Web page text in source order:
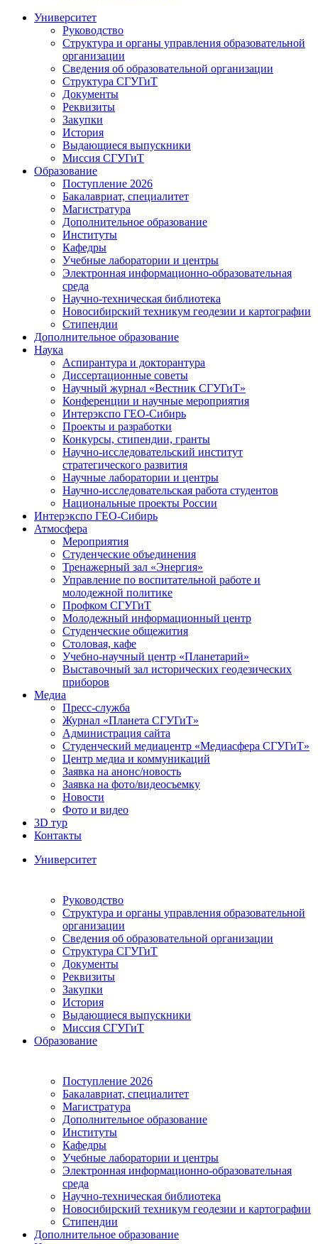
Университет
Руководство
Структура и органы управления образовательной
организации
Сведения об образовательной организации
Структура СГУГиТ
Документы
Реквизиты
Закупки
История
Выдающиеся выпускники
Миссия СГУГиТ
Образование
Поступление 2026
Бакалавриат, специалитет
Магистратура
Дополнительное образование
Институты
Кафедры
Учебные лаборатории и центры
Электронная информационно-образовательная
среда
Научно-техническая библиотека
Новосибирский техникум геодезии и картографии
Стипендии
Дополнительное образование
Наука
Аспирантура и докторантура
Диссертационные советы
Научный журнал «Вестник СГУГиТ»
Конференции и научные мероприятия
Интерэкспо ГЕО-Сибирь
Проекты и разработки
Конкурсы, стипендии, гранты
Научно-исследовательский институт
стратегического развития
Научные лаборатории и центры
Научно-исследовательская работа студентов
Национальные проекты России
Интерэкспо ГЕО-Сибирь
Атмосфера
Мероприятия
Студенческие объединения
Тренажерный зал «Энергия»
Управление по воспитательной работе и
молодежной политике
Профком СГУГиТ
Молодежный информационный центр
Студенческие общежития
Столовая, кафе
Учебно-научный центр «Планетарий»
Выставочный зал исторических геодезических
приборов
Медиа
Пресс-служба
Журнал «Планета СГУГиТ»
Администрация сайта
Студенческий медиацентр «Медиасфера СГУГиТ»
Центр медиа и коммуникаций
Заявка на анонс/новость
Заявка на фото/видеосъемку
Новости
Фото и видео
3D тур
Контакты
Университет
Руководство
Структура и органы управления образовательной
организации
Сведения об образовательной организации
Структура СГУГиТ
Документы
Реквизиты
Закупки
История
Выдающиеся выпускники
Миссия СГУГиТ
Образование
Поступление 2026
Бакалавриат, специалитет
Магистратура
Дополнительное образование
Институты
Кафедры
Учебные лаборатории и центры
Электронная информационно-образовательная
среда
Научно-техническая библиотека
Новосибирский техникум геодезии и картографии
Стипендии
Дополнительное образование